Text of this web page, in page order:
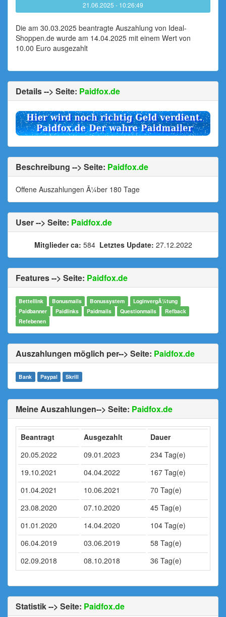
21.06.2025 - 10:26:49
Die am 30.03.2025 beantragte Auszahlung von Ideal-
Shoppen.de wurde am 14.04.2025 mit einem Wert von
10.00 Euro ausgezahlt
Details --> Seite: Paidfox.de
Beschreibung --> Seite: Paidfox.de
Offene Auszahlungen Ã¼ber 180 Tage
User --> Seite: Paidfox.de
Mitglieder ca: 584 Letztes Update: 27.12.2022
Features --> Seite: Paidfox.de
Bettellink Bonusmails Bonussystem
LoginvergÃ¼tung
Paidbanner
Paidlinks Paidmails Questionmails
Refback
Refebenen
Auszahlungen möglich per--> Seite: Paidfox.de
Bank Paypal Skrill
Meine Auszahlungen--> Seite: Paidfox.de
Beantragt Ausgezahlt
Dauer
20.05.2022
09.01.2023
234 Tag(e)
19.10.2021
04.04.2022
167 Tag(e)
01.04.2021
10.06.2021
70 Tag(e)
23.08.2020
07.10.2020
45 Tag(e)
01.01.2020
14.04.2020
104 Tag(e)
06.04.2019
03.06.2019
58 Tag(e)
02.09.2018
08.10.2018 36 Tag(e)
Statistik --> Seite: Paidfox.de